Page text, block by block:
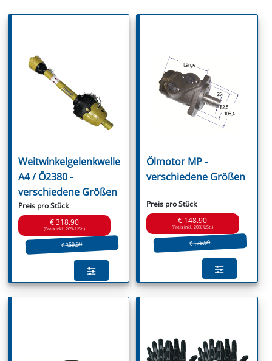
Weitwinkelgelenkwelle
A4 / Ö2380 -
verschiedene Größen
Preis pro Stück
€ 318.90
(Preis inkl. 20% USt.)
€ 359.90
Ölmotor MP -
verschiedene Größen
Preis pro Stück
€ 148.90
(Preis inkl. 20% USt.)
€ 175.90